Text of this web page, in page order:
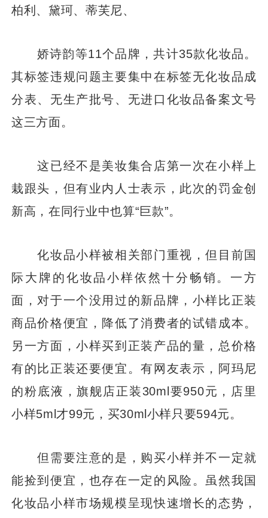
柏利、黛珂、蒂芙尼、
娇诗韵等11个品牌，共计35款化妆品。
其标签违规问题主要集中在标签无化妆品成
分表、无生产批号、无进口化妆品备案文号
这三方面。
这已经不是美妆集合店第一次在小样上
栽跟头，但有业内人士表示，此次的罚金创
新高，在同行业中也算“巨款”。
化妆品小样被相关部门重视，但目前国
际大牌的化妆品小样依然十分畅销。一方
面，对于一个没用过的新品牌，小样比正装
商品价格便宜，降低了消费者的试错成本。
另一方面，小样买到正装产品的量，总价格
有的比正装还要便宜。有网友表示，阿玛尼
的粉底液，旗舰店正装30ml要950元，店里
小样5ml才99元，买30ml小样只要594元。
但需要注意的是，购买小样并不一定就
能捡到便宜，也存在一定的风险。虽然我国
化妆品小样市场规模呈现快速增长的态势，